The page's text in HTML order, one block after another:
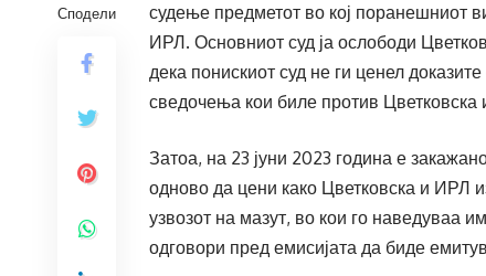
Сподели
судење предметот во кој поранешниот
ИРЛ. Основниот суд ја ослободи
дека понискиот суд не ги ценел
сведочења кои биле против Цветковска
Затоа, на 23 јуни 2023 година е
одново да цени како Цветковска и ИРЛ
узвозот на мазут, во кои го наведуваа
одговори пред емисијата да биде